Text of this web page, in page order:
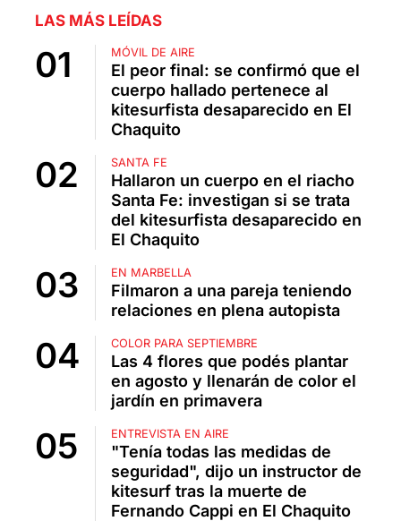
LAS MÁS LEÍDAS
MÓVIL DE AIRE
El peor final: se confirmó que el
cuerpo hallado pertenece al
kitesurfista desaparecido en El
Chaquito
SANTA FE
Hallaron un cuerpo en el riacho
Santa Fe: investigan si se trata
del kitesurfista desaparecido en
El Chaquito
EN MARBELLA
Filmaron a una pareja teniendo
relaciones en plena autopista
COLOR PARA SEPTIEMBRE
Las 4 flores que podés plantar
en agosto y llenarán de color el
jardín en primavera
ENTREVISTA EN AIRE
"Tenía todas las medidas de
seguridad", dijo un instructor de
kitesurf tras la muerte de
Fernando Cappi en El Chaquito